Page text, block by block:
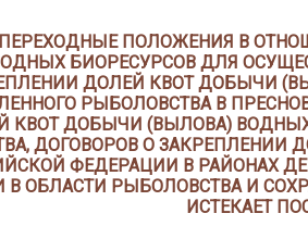
ПЕРЕХОДНЫЕ ПОЛОЖЕНИЯ В
БИОРЕСУРСОВ ДЛЯ
ДОЛЕЙ КВОТ ДОБЫЧИ
РЫБОЛОВСТВА В
КВОТ ДОБЫЧИ (ВЫЛОВА)
ДОГОВОРОВ О ЗАКРЕПЛЕНИИ
ФЕДЕРАЦИИ В РАЙОНАХ
В ОБЛАСТИ РЫБОЛОВСТВА И
ИСТЕКАЕТ